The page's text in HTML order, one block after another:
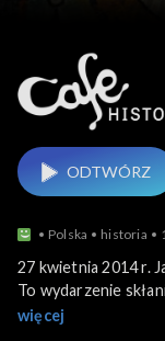
ODTWÓRZ
Polska historia
27 kwietnia 2014 r.
To wydarzenie
pytań. Czym jest
więcej